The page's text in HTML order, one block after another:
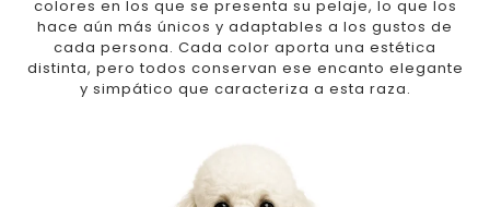
colores en los que se presenta su pelaje, lo que los
hace aún más únicos y adaptables a los gustos de
cada persona. Cada color aporta una estética
distinta, pero todos conservan ese encanto elegante
y simpático que caracteriza a esta raza.